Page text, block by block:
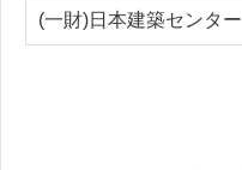
(一財)日本建築センター